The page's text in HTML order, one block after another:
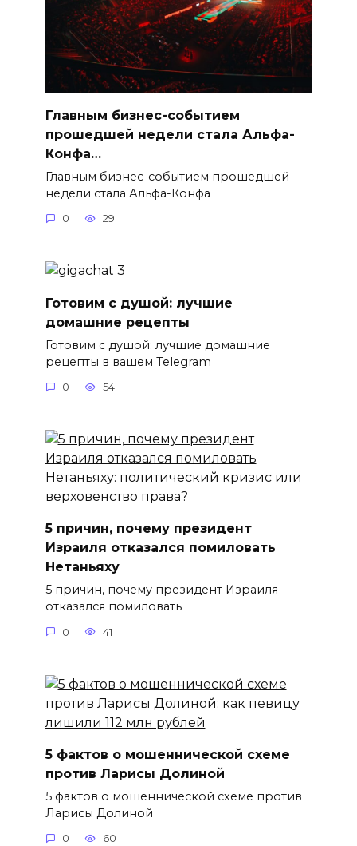
Главным бизнес-событием
прошедшей недели стала Альфа-
Конфа…
Главным бизнес-событием прошедшей
недели стала Альфа-Конфа
0 29
Готовим с душой: лучшие
домашние рецепты
Готовим с душой: лучшие домашние
рецепты в вашем Telegram
0 54
5 причин, почему президент
Израиля отказался помиловать
Нетаньяху
5 причин, почему президент Израиля
отказался помиловать
0 41
5 фактов о мошеннической схеме
против Ларисы Долиной
5 фактов о мошеннической схеме против
Ларисы Долиной
0 60